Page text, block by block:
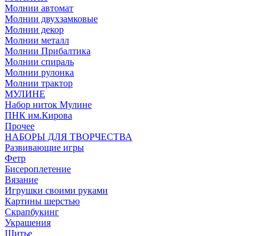
Молнии автомат
Молнии двухзамковые
Молнии декор
Молнии металл
Молнии Прибалтика
Молнии спираль
Молнии рулонка
Молнии трактор
МУЛИНЕ
Набор ниток Мулине
ПНК им.Кирова
Прочее
НАБОРЫ ДЛЯ ТВОРЧЕСТВА
Развивающие игры
Фетр
Бисероплетение
Вязание
Игрушки своими руками
Картины шерстью
Скрапбукинг
Украшения
Шитье